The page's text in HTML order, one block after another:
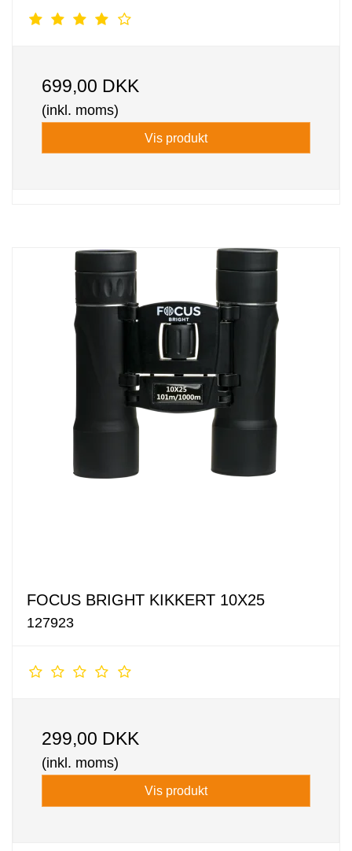
699,00 DKK
(inkl. moms)
Vis produkt
FOCUS BRIGHT KIKKERT 10X25
127923
299,00 DKK
(inkl. moms)
Vis produkt